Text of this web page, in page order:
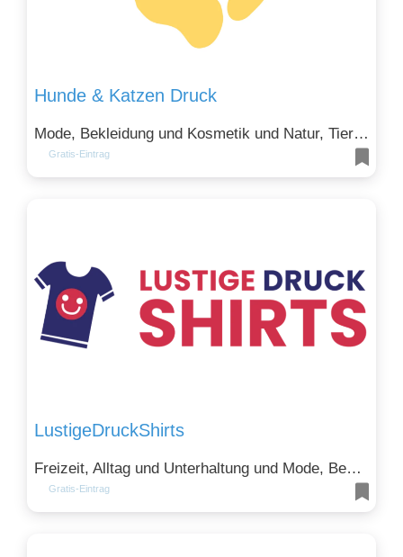
Hunde & Katzen Druck
Mode, Bekleidung und Kosmetik und Natur, Tiere und Umwelt
Gratis-Eintrag
LustigeDruckShirts
Freizeit, Alltag und Unterhaltung und Mode, Bekleidung und Kosmetik
Gratis-Eintrag